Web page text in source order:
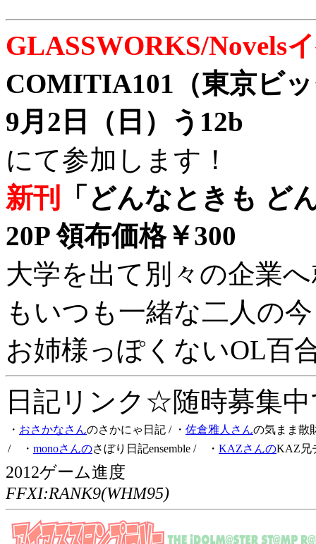
GLASSWORKS/Novels
COMITIA101（東京ビ
9月2日（日）う12b
にて参加します！
新刊
「どんなときも ど
20P 領布価格￥300
大学を出て別々の企業
もいつも一緒な二人の
お姉様っぽくないOL百
日記リンク☆随時募集
・ おさかなさんのさかにゃ日記 / ・ 佐倉雅人さんの気まま散
/ ・ monoさんのさぼり日記ensemble / ・ KAZさんのKAZ兄
2012ゲーム進度
FFXI:RANK9(WHM95)